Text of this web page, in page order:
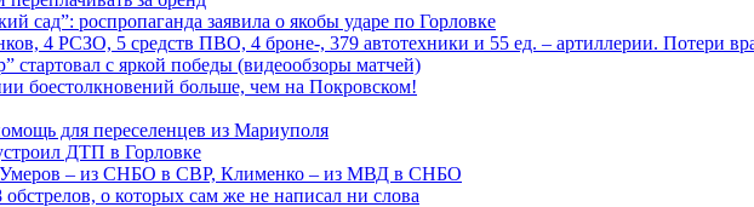
сад”: роспропаганда заявила о якобы ударе по Горловке
4 РСЗО, 5 средств ПВО, 4 броне-, 379 автотехники и 55 ед. – артиллерии. Потери
с яркой победы (видеообзоры матчей)
боестолкновений больше, чем на Покровском!
для переселенцев из Мариуполя
ДТП в Горловке
Умеров – из СНБО в СВР, Клименко – из МВД в СНБО
обстрелов, о которых сам же не написал ни слова